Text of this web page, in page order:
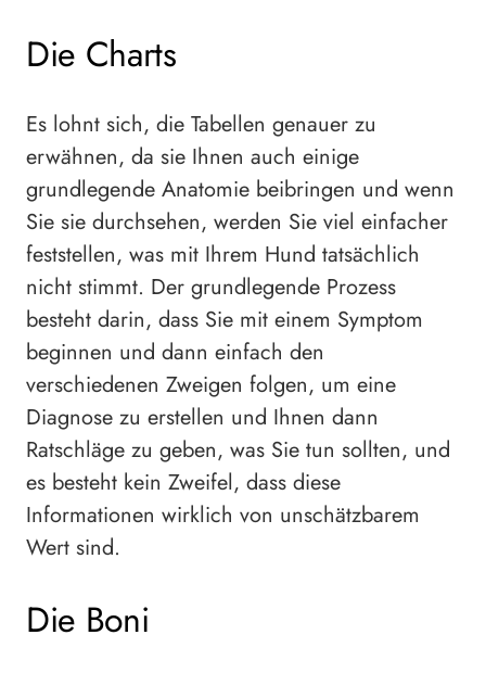
Die Charts
Es lohnt sich, die Tabellen genauer zu
erwähnen, da sie Ihnen auch einige
grundlegende Anatomie beibringen und wenn
Sie sie durchsehen, werden Sie viel einfacher
feststellen, was mit Ihrem Hund tatsächlich
nicht stimmt. Der grundlegende Prozess
besteht darin, dass Sie mit einem Symptom
beginnen und dann einfach den
verschiedenen Zweigen folgen, um eine
Diagnose zu erstellen und Ihnen dann
Ratschläge zu geben, was Sie tun sollten, und
es besteht kein Zweifel, dass diese
Informationen wirklich von unschätzbarem
Wert sind.
Die Boni